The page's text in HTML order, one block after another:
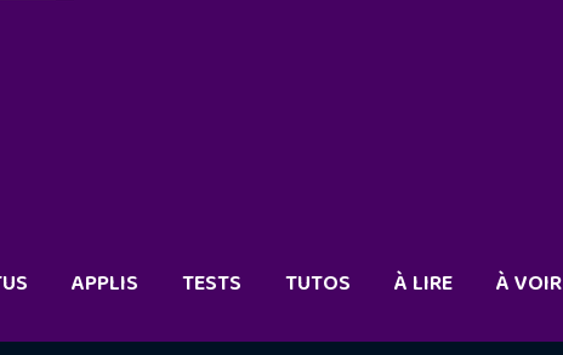
APPLIS TESTS TUTOS À LIRE À VOIR